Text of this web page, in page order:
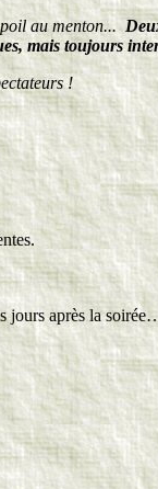
poil au menton...
mais toujours
!
jours après la